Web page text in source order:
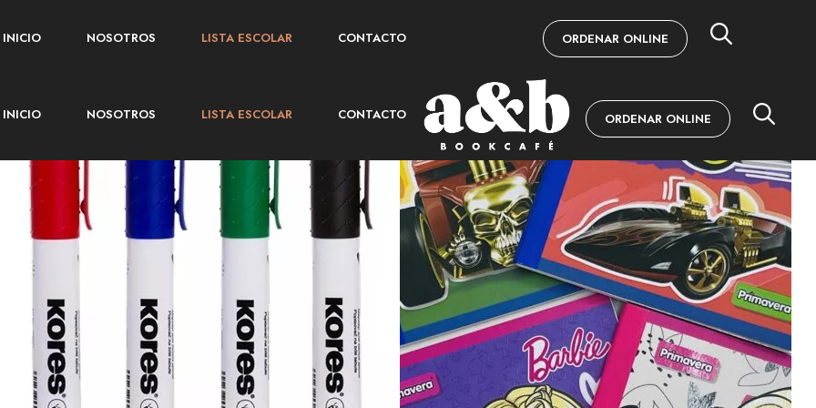
INICIO NOSOTROS LISTA ESCOLAR CONTACTO ORDENAR ONLINE
INICIO NOSOTROS LISTA ESCOLAR CONTACTO ORDENAR ONLINE